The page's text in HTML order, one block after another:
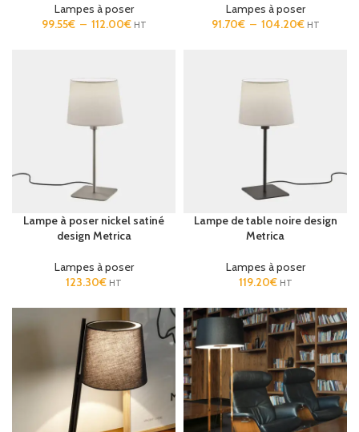
Lampes à poser
99.55€ – 112.00€ HT
Lampes à poser
91.70€ – 104.20€ HT
Lampe à poser nickel satiné
design Metrica
Lampes à poser
123.30€ HT
Lampe de table noire design
Metrica
Lampes à poser
119.20€ HT